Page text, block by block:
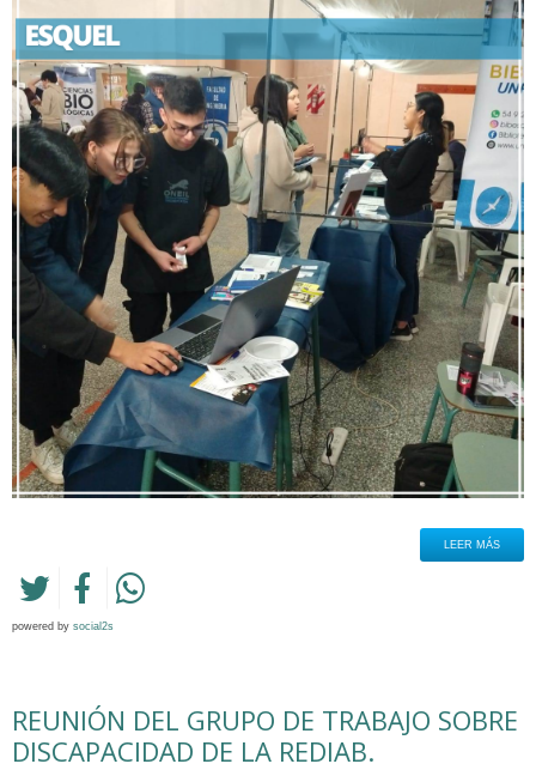
LEER MÁS
powered by social2s
REUNIÓN DEL GRUPO DE TRABAJO SOBRE
DISCAPACIDAD DE LA REDIAB.